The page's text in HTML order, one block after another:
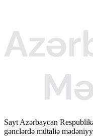
Sayt Azərbaycan
gənclərdə mütaliə